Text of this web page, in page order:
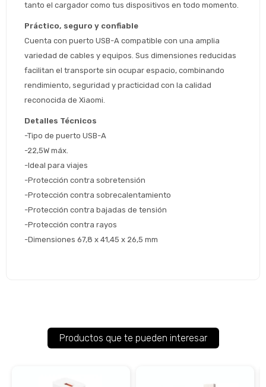
tanto el cargador como tus dispositivos en todo momento.
Práctico, seguro y confiable
Cuenta con puerto USB-A compatible con una amplia
variedad de cables y equipos. Sus dimensiones reducidas
facilitan el transporte sin ocupar espacio, combinando
rendimiento, seguridad y practicidad con la calidad
reconocida de Xiaomi.
Detalles Técnicos
-Tipo de puerto USB-A
-22,5W máx.
-Ideal para viajes
-Protección contra sobretensión
-Protección contra sobrecalentamiento
-Protección contra bajadas de tensión
-Protección contra rayos
-Dimensiones 67,8 x 41,45 x 26,5 mm
Productos que te pueden interesar
Comprá ahora y Pagá
Después, hasta en 12
cuotas y sin tocar tu
* sujeto aprobación crediticia
Cédula de identidad
Celular
Fecha de nacimiento
Día Mes
Continuar
Estimado/a
Estás calificado para comprar usando Pago
Después.
¡Tenés hasta
de pago
Parece que no tenes oferta, lamentamos
el inconveniente, por cualquier duda
¡Algo salió mal!
Por favor intenta nuevamente mas tarde.